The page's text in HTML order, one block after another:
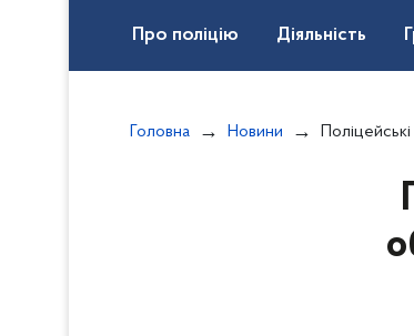
Про поліцію Діяльність
Головна Новини Поліцейські